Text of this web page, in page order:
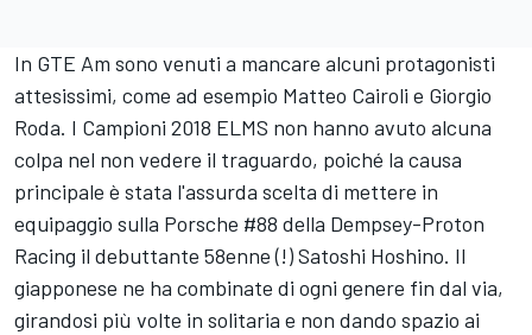
In GTE Am sono venuti a mancare alcuni protagonisti
attesissimi, come ad esempio Matteo Cairoli e Giorgio
Roda. I Campioni 2018 ELMS non hanno avuto alcuna
colpa nel non vedere il traguardo, poiché la causa
principale è stata l'assurda scelta di mettere in
equipaggio sulla Porsche #88 della Dempsey-Proton
Racing il debuttante 58enne (!) Satoshi Hoshino. Il
giapponese ne ha combinate di ogni genere fin dal via,
girandosi più volte in solitaria e non dando spazio ai